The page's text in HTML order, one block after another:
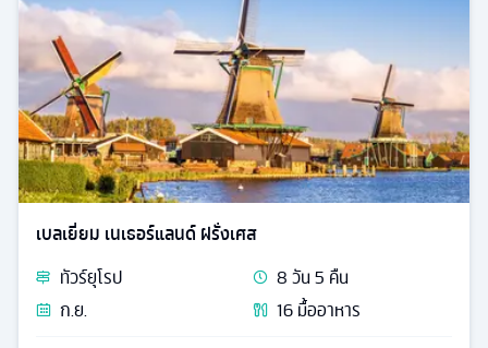
เบลเยี่ยม เนเธอร์แลนด์ ฝรั่งเศส
ทัวร์ยุโรป 8วัน5 คืน
ก.ย.
16มื้ออาหาร